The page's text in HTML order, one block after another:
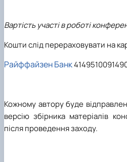
Вартість участі в роботі
Кошти слід перераховувати на
Райффайзен Банк
Кожному автору буде
версію збірника матеріалів
після проведення заходу.